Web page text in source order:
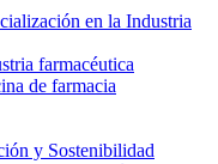
en la Industria
farmacéutica
de farmacia
y Sostenibilidad